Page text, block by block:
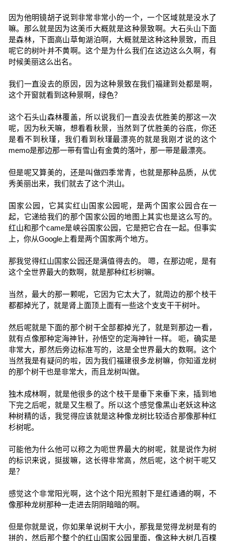
因为他明镜胡子说到非常非常小的一个，一个区域就是没水了
嘛。那么就是因为这美币大概就是这种景致啊。大石头山下面
是森林，下面高山草甸湖泊啊，大概就是这种这种景致，而且
呢它的树叶并不黄啊。这个是为什么我们在这边这么久啊，有
时候美丽这么出名。
我们一直没去的原因，因为这种景致在我们福建到处都是啊，
这个开窗就看到这种景啊，绿色？
这个石头山森林覆盖，所以说我们一直没去优胜美的那这一次
呢，因为秋天嘛，想看看秋景，当然到了优胜美的谷底，你还
是看不到秋瑾，我们看到秋瑾最漂亮的就是我刚才说的这个
memo是那边那一带有雪山有金黄的落叶，那一带是最漂亮。
但是呢又算美的，还是叫做四季常青，也就是那种品质，从优
秀美丽出来，我们就去了这个洪山。
国家公园，它其实红山国家公园呢，是两个国家公园合在一
起，它递给我们的那个国家公园的地图上其实也是这么写的。
红山和那个came是峡谷国家公园，它是把它合在一起。但事实
上，你从Google上看是两个国家两个地方。
那我觉得红山国家公园还是满值得去的。 嗯，在那边呢，是有
这个全世界最大的数啊，就是那种红杉树嘛。
当然，最大的那一颗呢，它因为它太大了，就周边的那个枝干
都都掉光了，就是肾上面顶上面有一些这个支支干干树叶。
然后呢就是下面的那个树干全部都掉光了，就是到那边一看，
就有点像那种定海神针，孙悟空的定海神针一样。 呃，确实是
非常大，那然后旁边标准写的，这是全世界最大的数啊。这个
当然我是有疑问的啦，因为我们福建很多龙树嘛，你知道龙树
的那个树干也是非常大，而且龙树叫做。
独木成林啊，就是他很多的这个枝干是垂下来垂下来，插到地
下完之后呢，就是又生根了。所以这个感觉像黑山老妖这种这
种树精的话，我觉得应该就是这种像龙树比较适合那像那种红
杉树呢。
可能他为什么他可以称之为呃世界最大的树呢，就是说作为树
的标识来说，挺拔嘛，这长得非常高，然后呢，这个树干呢又
是？
感觉这个非常阳光啊，这个这个阳光照射下是红通通的啊，不
像那种龙树那种一走进去阴阴暗暗的啊。
但是你就是说，你如果单说树干大小，那我是觉得龙树是有的
拼的，然后那个整个的红山国家公园里面，像这种大树几百棵